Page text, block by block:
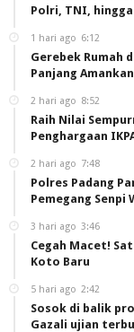
Polri, TNI,
1 hari ago 6:12
Gerebek Rumah
Panjang
2 hari ago 8:52
Raih Nilai
Penghargaan
2 hari ago 7:48
Polres Padang
Pemegang Senpi
3 hari ago 3:46
Cegah Macet!
Koto Baru
5 hari ago 2:42
Sosok di balik
Gazali ujian